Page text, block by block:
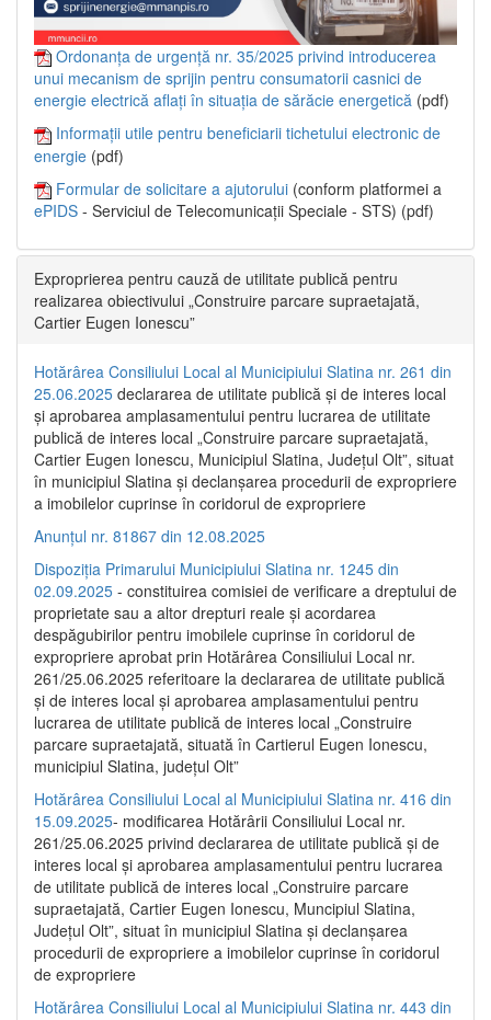
Ordonanța de urgență nr. 35/2025 privind introducerea
unui mecanism de sprijin pentru consumatorii casnici de
energie electrică aflați în situația de sărăcie energetică (pdf)
Informații utile pentru beneficiarii tichetului electronic de
energie (pdf)
Formular de solicitare a ajutorului (conform platformei a
ePIDS - Serviciul de Telecomunicații Speciale - STS) (pdf)
Exproprierea pentru cauză de utilitate publică pentru
realizarea obiectivului „Construire parcare supraetajată,
Cartier Eugen Ionescu”
Hotărârea Consiliului Local al Municipiului Slatina nr. 261 din
25.06.2025 declararea de utilitate publică și de interes local
și aprobarea amplasamentului pentru lucrarea de utilitate
publică de interes local „Construire parcare supraetajată,
Cartier Eugen Ionescu, Municipiul Slatina, Județul Olt”, situat
în municipiul Slatina și declanșarea procedurii de expropriere
a imobilelor cuprinse în coridorul de expropriere
Anunțul nr. 81867 din 12.08.2025
Dispoziția Primarului Municipiului Slatina nr. 1245 din
02.09.2025 - constituirea comisiei de verificare a dreptului de
proprietate sau a altor drepturi reale și acordarea
despăgubirilor pentru imobilele cuprinse în coridorul de
expropriere aprobat prin Hotărârea Consiliului Local nr.
261/25.06.2025 referitoare la declararea de utilitate publică
și de interes local și aprobarea amplasamentului pentru
lucrarea de utilitate publică de interes local „Construire
parcare supraetajată, situată în Cartierul Eugen Ionescu,
municipiul Slatina, județul Olt”
Hotărârea Consiliului Local al Municipiului Slatina nr. 416 din
15.09.2025- modificarea Hotărârii Consiliului Local nr.
261/25.06.2025 privind declararea de utilitate publică și de
interes local și aprobarea amplasamentului pentru lucrarea
de utilitate publică de interes local „Construire parcare
supraetajată, Cartier Eugen Ionescu, Muncipiul Slatina,
Județul Olt”, situat în municipiul Slatina și declanșarea
procedurii de expropriere a imobilelor cuprinse în coridorul
de expropriere
Hotărârea Consiliului Local al Municipiului Slatina nr. 443 din